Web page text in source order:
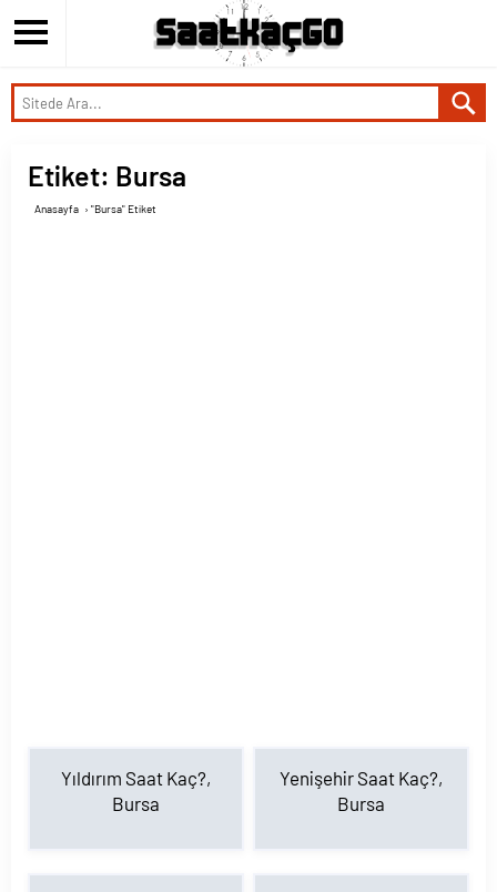
Etiket: Bursa
Anasayfa › "Bursa" Etiket
Yıldırım Saat Kaç?,
Bursa
Yenişehir Saat Kaç?,
Bursa